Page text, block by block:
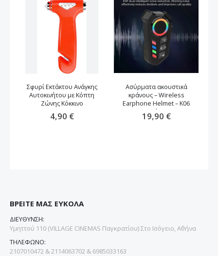
Σφυρί Εκτάκτου Ανάγκης
Αυτοκινήτου με Κόπτη
Ζώνης Κόκκινο
4,90 €
Ασύρματα ακουστικά
κράνους – Wireless
Earphone Helmet – K06
μαύρο
19,90 €
ΒΡΕΙΤΕ ΜΑΣ ΕΥΚΟΛΑ
ΔΙΕΥΘΥΝΣΗ:
Υμηττού 110 (VILLAGE CINEMAS Παγκρατίου) Στο Ισόγειο, Αθήνα
ΤΗΛΕΦΩΝΟ:
2107010472 & 2114063702 & 6985033163